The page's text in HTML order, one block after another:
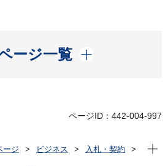
ージ一覧
開く
ページID：442-004-997
ージ ビジネス
入札・契約
現在